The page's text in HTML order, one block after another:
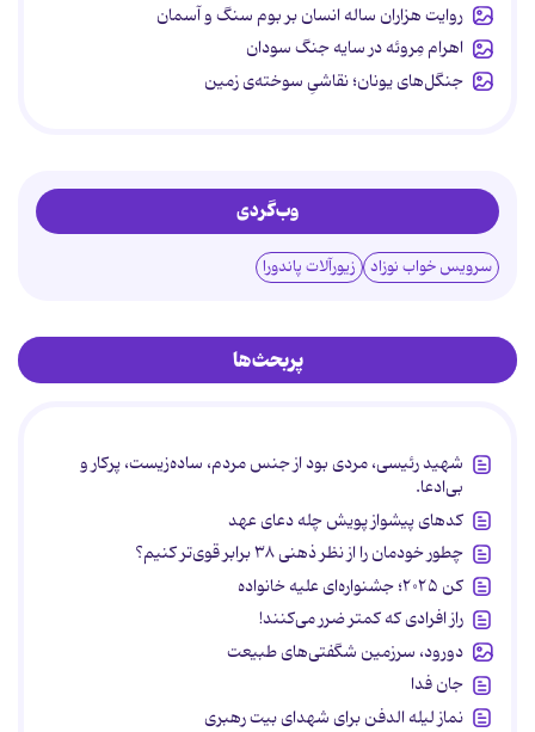
روایت هزاران ساله انسان بر بوم سنگ و آسمان
اهرام مِروئه در سایه جنگ سودان
جنگل‌های یونان؛ نقاشیِ سوخته‌ی زمین
وب‌گردی
سرویس خواب نوزاد زیورآلات پاندورا
پربحث‌ها
شهید رئیسی، مردی بود از جنس مردم، ساده‌زیست، پرکار و
بی‌ادعا.
کدهای پیشواز پویش چله دعای عهد
چطور خودمان را از نظر ذهنی ۳۸ برابر قوی‌تر کنیم؟
کن ۲۰۲۵؛ جشنواره‌ای علیه خانواده
راز افرادی که کمتر ضرر می‌کنند!
دورود، سرزمین شگفتی‌های طبیعت
جان فدا
نماز لیله الدفن برای شهدای بیت رهبری